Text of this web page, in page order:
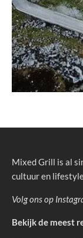
Mixed Grill is al
cultuur en
Volg ons op
Bekijk de meest